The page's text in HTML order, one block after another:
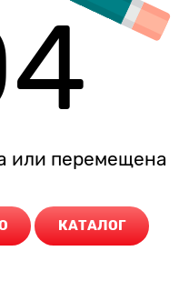
или перемещена
КАТАЛОГ